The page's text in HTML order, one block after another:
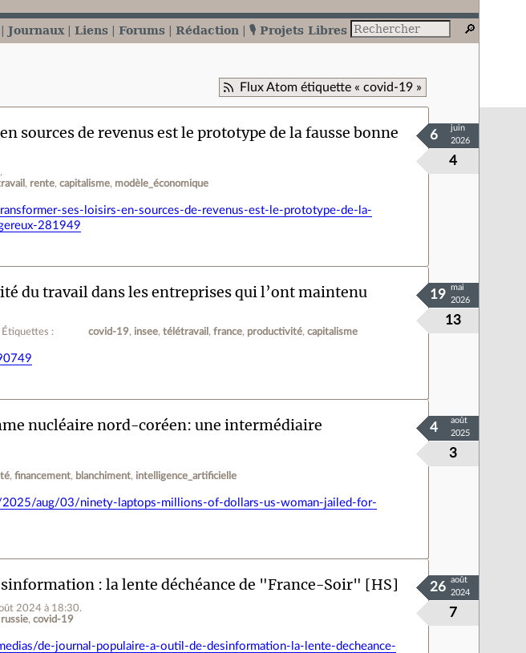
Journaux Liens Forums Rédaction 🎙️ Projets Libres
Flux Atom étiquette « covid-19 »
sources de revenus est le prototype de la fausse bonne
.
rente capitalisme modèle_économique
4
6
juin
2026
ses-loisirs-en-sources-de-revenus-est-le-prototype-de-la-
281949
du travail dans les entreprises qui l’ont maintenu
Étiquettes : covid-19 insee télétravail france productivité capitalisme
13
19
mai
2026
nucléaire nord-coréen: une intermédiaire
financement blanchiment intelligence_artificielle
3
4
août
2025
aug/03/ninety-laptops-millions-of-dollars-us-woman-jailed-for-
: la lente déchéance de "France-Soir" [HS]
2024 à 18:30.
russie covid-19 7
26
août
2024
de-journal-populaire-a-outil-de-desinformation-la-lente-decheance-